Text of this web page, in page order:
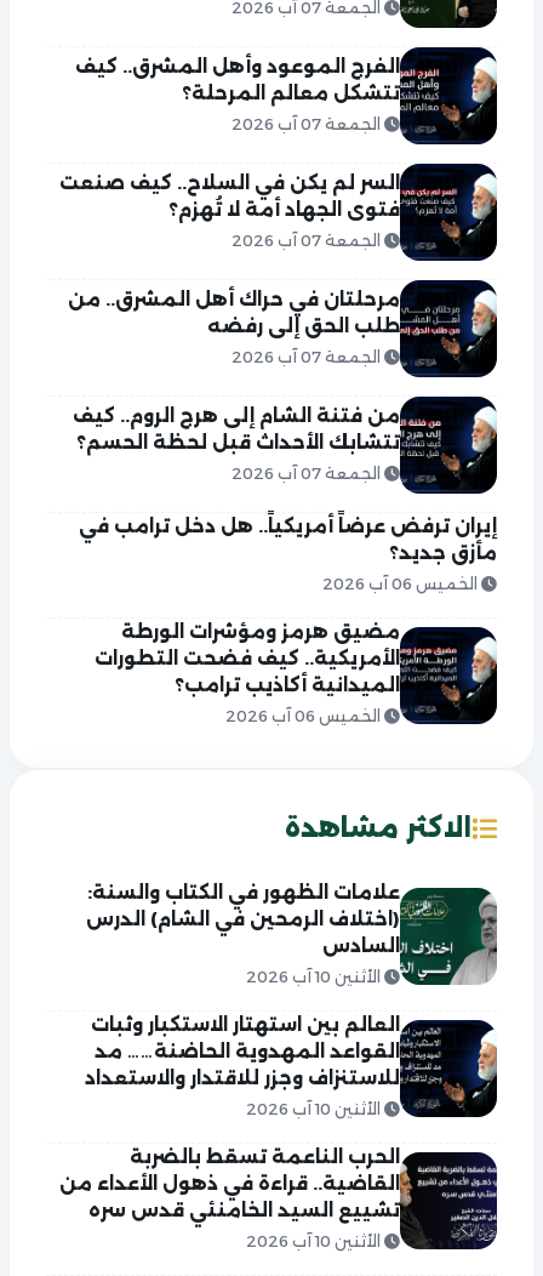
الجمعة 07 آب 2026
الفرج الموعود وأهل المشرق.. كيف
تتشكل معالم المرحلة؟
الجمعة 07 آب 2026
السر لم يكن في السلاح.. كيف صنعت
فتوى الجهاد أمة لا تُهزم؟
الجمعة 07 آب 2026
مرحلتان في حراك أهل المشرق.. من
طلب الحق إلى رفضه
الجمعة 07 آب 2026
من فتنة الشام إلى هرج الروم.. كيف
تتشابك الأحداث قبل لحظة الحسم؟
الجمعة 07 آب 2026
إيران ترفض عرضاً أمريكياً.. هل دخل ترامب في
مأزق جديد؟
الخميس 06 آب 2026
مضيق هرمز ومؤشرات الورطة
الأمريكية.. كيف فضحت التطورات
الميدانية أكاذيب ترامب؟
الخميس 06 آب 2026
الاكثر مشاهدة
علامات الظهور في الكتاب والسنة:
(اختلاف الرمحين في الشام) الدرس
السادس
الأثنين 10 آب 2026
العالم بين استهتار الاستكبار وثبات
القواعد المهدوية الحاضنة…… مد
للاستنزاف وجزر للاقتدار والاستعداد
الأثنين 10 آب 2026
الحرب الناعمة تسقط بالضربة
القاضية.. قراءة في ذهول الأعداء من
تشييع السيد الخامنئي قدس سره
الأثنين 10 آب 2026